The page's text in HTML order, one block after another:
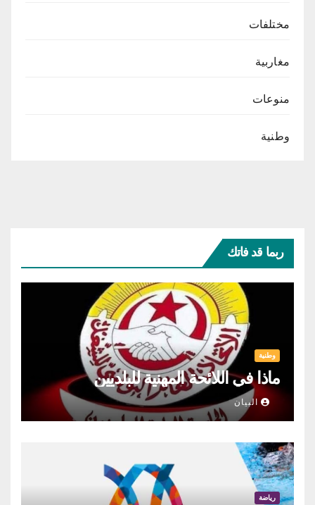
مختلفات
مغاربية
منوعات
وطنية
ربما قد فاتك
وطنية
ماذا في اللائحة المهنية للبلديين
البيان
رياضة